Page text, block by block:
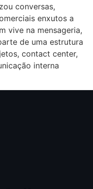
conversas,
enxutos a
vive na mensageria,
de uma estrutura
contact center,
interna